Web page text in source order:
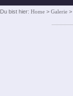
Du bist hier: Home > Galerie >